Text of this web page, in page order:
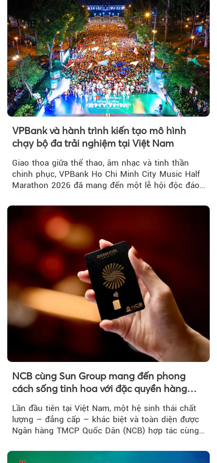
VPBank và hành trình kiến tạo mô hình
chạy bộ đa trải nghiệm tại Việt Nam
Giao thoa giữa thể thao, âm nhạc và tinh thần
chinh phục, VPBank Ho Chi Minh City Music Half
Marathon 2026 đã mang đến một lễ hội độc đáo
NCB cùng Sun Group mang đến phong
cách sống tinh hoa với đặc quyền hàng
đầu Việt Nam
Lần đầu tiên tại Việt Nam, một hệ sinh thái chất
lượng – đẳng cấp – khác biệt và toàn diện được
Ngân hàng TMCP Quốc Dân (NCB) hợp tác cùng